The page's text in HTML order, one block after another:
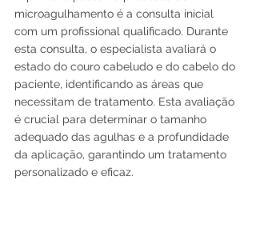
microagulhamento é a consulta inicial
com um profissional qualificado. Durante
esta consulta, o especialista avaliará o
estado do couro cabeludo e do cabelo do
paciente, identificando as áreas que
necessitam de tratamento. Esta avaliação
é crucial para determinar o tamanho
adequado das agulhas e a profundidade
da aplicação, garantindo um tratamento
personalizado e eficaz.